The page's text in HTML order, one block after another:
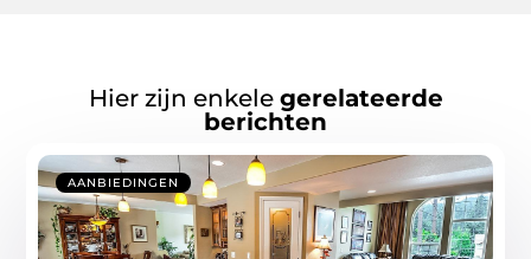
Hier zijn enkele gerelateerde
berichten
AANBIEDINGEN